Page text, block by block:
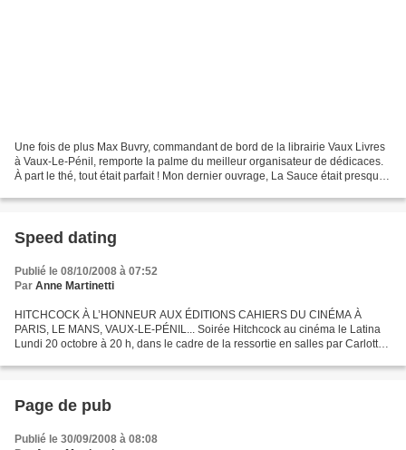
Une fois de plus Max Buvry, commandant de bord de la librairie Vaux Livres
à Vaux-Le-Pénil, remporte la palme du meilleur organisateur de dédicaces.
À part le thé, tout était parfait ! Mon dernier ouvrage, La Sauce était presque
Speed dating
Publié le 08/10/2008 à 07:52
Par Anne Martinetti
HITCHCOCK À L’HONNEUR AUX ÉDITIONS CAHIERS DU CINÉMA À
PARIS, LE MANS, VAUX-LE-PÉNIL... Soirée Hitchcock au cinéma le Latina
Lundi 20 octobre à 20 h, dans le cadre de la ressortie en salles par Carlotta
Page de pub
Publié le 30/09/2008 à 08:08